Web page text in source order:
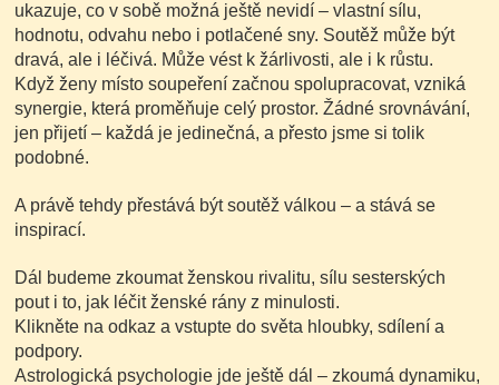
ukazuje, co v sobě možná ještě nevidí – vlastní sílu,
hodnotu, odvahu nebo i potlačené sny. Soutěž může být
dravá, ale i léčivá. Může vést k žárlivosti, ale i k růstu.
Když ženy místo soupeření začnou spolupracovat, vzniká
synergie, která proměňuje celý prostor. Žádné srovnávání,
jen přijetí – každá je jedinečná, a přesto jsme si tolik
podobné.
A právě tehdy přestává být soutěž válkou – a stává se
inspirací.
Dál budeme zkoumat ženskou rivalitu, sílu sesterských
pout i to, jak léčit ženské rány z minulosti.
Klikněte na odkaz a vstupte do světa hloubky, sdílení a
podpory.
Astrologická psychologie jde ještě dál – zkoumá dynamiku,